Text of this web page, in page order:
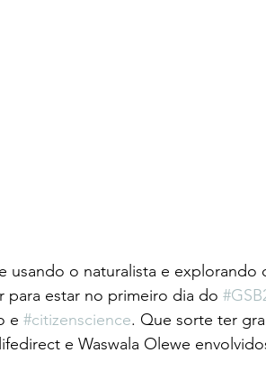
usando o naturalista e explorando
para estar no primeiro dia do
e #citizenscience. Que sorte ter
e Waswala Olewe